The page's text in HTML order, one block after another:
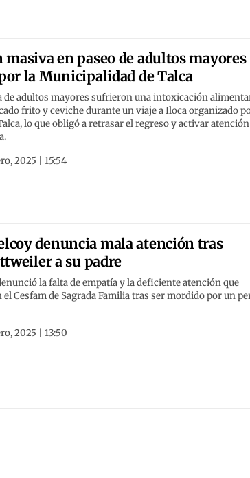
en paseo de adultos mayores
la Municipalidad de Talca
de adultos mayores sufrieron una intoxicación
frito y ceviche durante un viaje a Iloca organizado
lo que obligó a retrasar el regreso y activar atención
2025 | 15:54
denuncia mala atención tras
a su padre
la falta de empatía y la deficiente atención que
el Cesfam de Sagrada Familia tras ser mordido por un
2025 | 13:50